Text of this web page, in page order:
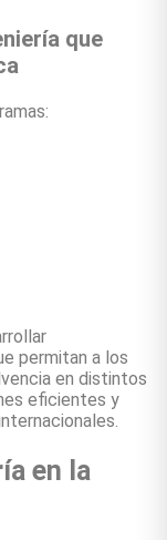
que
permitan a los
en distintos
eficientes y
en la